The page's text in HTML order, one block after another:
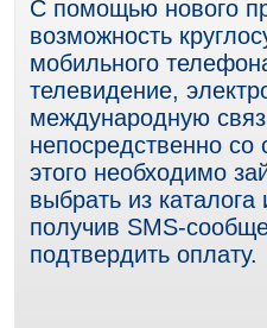
С помощью нового
возможность
мобильного
телевидение,
международную
непосредственно со
этого необходимо
выбрать из
получив SMS-
подтвердить оплату.